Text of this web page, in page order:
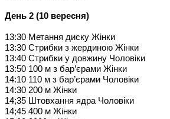
День 2 (10 вересня)
13:30 Метання диску Жiнки
13:30 Стрибки з жердиною Жiнки
13:40 Стрибки у довжину Чоловiки
13:50 100 м з бар’єрами Жiнки
14:10 110 м з бар’єрами Чоловiки
14:30 200 м Жiнки
14;35 Штовхання ядра Чоловiки
14;45 400 м Жiнки